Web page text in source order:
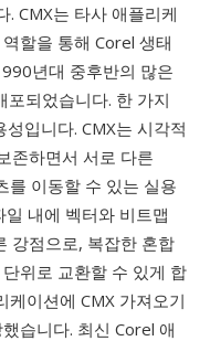
CMX는 타사 애플리케
할을 통해 Corel 생태
년대 중후반의 많은
포되었습니다. 한 가지
입니다. CMX는 시각적
존하면서 서로 다른
를 이동할 수 있는 실용
내에 벡터와 비트맵
강점으로, 복잡한 혼합
위로 교환할 수 있게 합
이션에 CMX 가져오기
습니다. 최신 Corel 애